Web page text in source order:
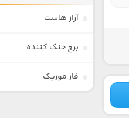
آراز هاست
برج خنک کننده
فاز موزیک